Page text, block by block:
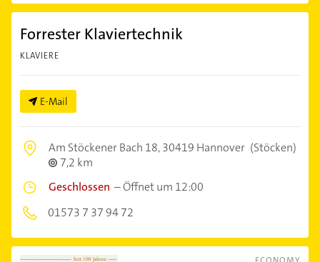
Forrester Klaviertechnik
KLAVIERE
E-Mail
Am Stöckener Bach 18,30419 Hannover (Stöcken)
7,2 km
Geschlossen –Öffnet um 12:00
01573 7 37 94 72